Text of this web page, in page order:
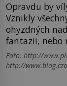
Opravdu by
Vznikly
ohyzdných
fantazii, nebo
Foto: http://
http://